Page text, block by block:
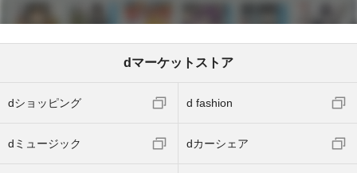
dマーケットストア
dショッピング d fashion
dミュージック dカーシェア